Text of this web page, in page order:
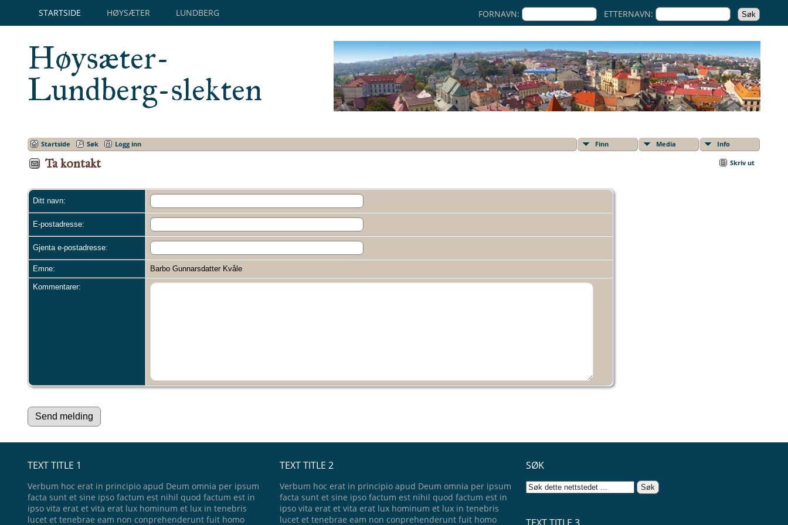
STARTSIDE HØYSÆTER LUNDBERG FORNAVN: ETTERNAVN:
Høysæter-
Lundberg-slekten
Finn Media Info
Startside Søk Logg inn
Skriv ut
Ta kontakt
Ditt navn:
E-postadresse:
Gjenta e-postadresse:
Emne: Barbo Gunnarsdatter Kvåle
Kommentarer:
TEXT TITLE 1
Verbum hoc erat in principio apud Deum omnia per ipsum
facta sunt et sine ipso factum est nihil quod factum est in
ipso vita erat et vita erat lux hominum et lux in tenebris
lucet et tenebrae eam non conprehenderunt fuit homo
TEXT TITLE 2
Verbum hoc erat in principio apud Deum omnia per ipsum
facta sunt et sine ipso factum est nihil quod factum est in
ipso vita erat et vita erat lux hominum et lux in tenebris
lucet et tenebrae eam non conprehenderunt fuit homo
SØK